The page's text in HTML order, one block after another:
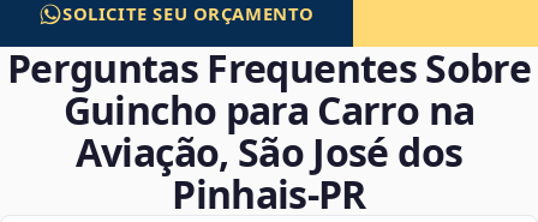
SOLICITE SEU ORÇAMENTO
Perguntas Frequentes Sobre
Guincho para Carro na
Aviação, São José dos
Pinhais‑PR